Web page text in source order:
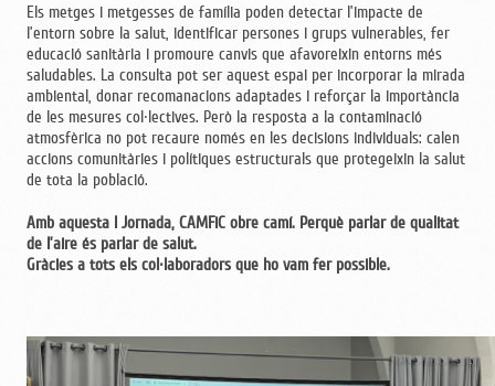
Els metges i metgesses de família poden detectar l’impacte de
l’entorn sobre la salut, identificar persones i grups vulnerables, fer
educació sanitària i promoure canvis que afavoreixin entorns més
saludables. La consulta pot ser aquest espai per incorporar la mirada
ambiental, donar recomanacions adaptades i reforçar la importància
de les mesures col·lectives. Però la resposta a la contaminació
atmosfèrica no pot recaure només en les decisions individuals: calen
accions comunitàries i polítiques estructurals que protegeixin la salut
de tota la població.
Amb aquesta I Jornada, CAMFiC obre camí. Perquè parlar de qualitat
de l’aire és parlar de salut.
Gràcies a tots els col·laboradors que ho vam fer possible.